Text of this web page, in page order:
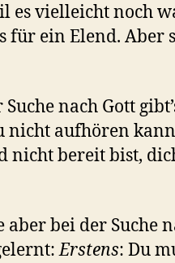
es vielleicht noch
für ein Elend. Aber
nach Gott
nicht aufhören
nicht bereit bist,
aber bei der Suche
Erstens: Du